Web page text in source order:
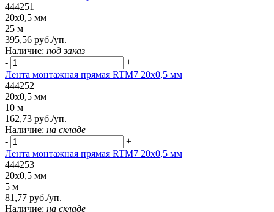
444251
20x0,5 мм
25 м
395,56 руб./уп.
Наличие: под заказ
-
+
Лента монтажная прямая RTM7 20x0,5 мм
444252
20x0,5 мм
10 м
162,73 руб./уп.
Наличие: на складе
-
+
Лента монтажная прямая RTM7 20x0,5 мм
444253
20x0,5 мм
5 м
81,77 руб./уп.
Наличие: на складе